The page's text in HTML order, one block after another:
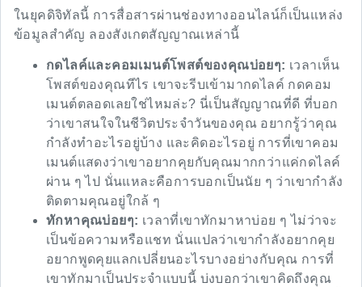
ในยุคดิจิทัลนี้ การสื่อสารผ่านช่องทางออนไลน์ก็เป็นแหล่ง
ข้อมูลสำคัญ ลองสังเกตสัญญาณเหล่านี้
กดไลค์และคอมเมนต์โพสต์ของคุณบ่อยๆ: เวลาเห็น
โพสต์ของคุณทีไร เขาจะรีบเข้ามากดไลค์ กดคอม
เมนต์ตลอดเลยใช่ไหมล่ะ? นี่เป็นสัญญาณที่ดี ที่บอก
ว่าเขาสนใจในชีวิตประจำวันของคุณ อยากรู้ว่าคุณ
กำลังทำอะไรอยู่บ้าง และคิดอะไรอยู่ การที่เขาคอม
เมนต์แสดงว่าเขาอยากคุยกับคุณมากกว่าแค่กดไลค์
ผ่าน ๆ ไป นั่นแหละคือการบอกเป็นนัย ๆ ว่าเขากำลัง
ติดตามคุณอยู่ใกล้ ๆ
ทักหาคุณบ่อยๆ: เวลาที่เขาทักมาหาบ่อย ๆ ไม่ว่าจะ
เป็นข้อความหรือแชท นั่นแปลว่าเขากำลังอยากคุย
อยากพูดคุยแลกเปลี่ยนอะไรบางอย่างกับคุณ การที่
เขาทักมาเป็นประจำแบบนี้ บ่งบอกว่าเขาคิดถึงคุณ